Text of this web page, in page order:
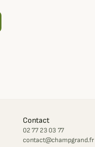
Contact
02 77 23 03 77
contact@champgrand.fr